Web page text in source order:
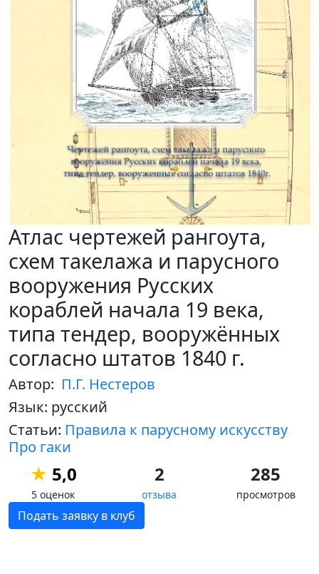
Предыдущий
Атлас чертежей рангоута,
схем такелажа и парусного
вооружения Русских
кораблей начала 19 века,
типа тендер, вооружённых
согласно штатов 1840 г.
Автор: П.Г. Нестеров
Язык: русский
Статьи: Правила к парусному искусству
Про гаки
★ 5,0
5 оценок
2
отзыва
285
просмотров
Подать заявку в клуб